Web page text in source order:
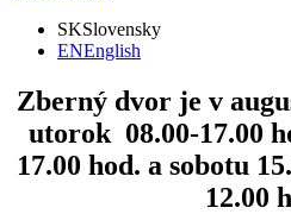
SKSlovensky
ENEnglish
Zberný dvorje v
utorok 08.00-17.00
17.00 hod. a sobotu
12.00